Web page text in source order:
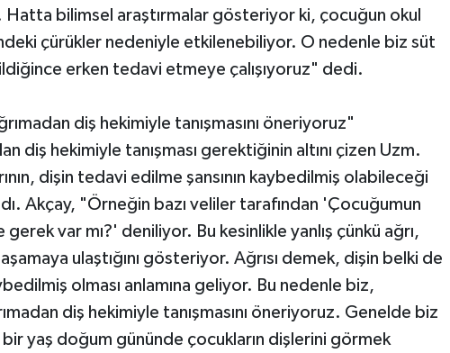
bilimsel araştırmalar gösteriyor ki, çocuğun okul
çürükler nedeniyle etkilenebiliyor. O nedenle biz süt
erken tedavi etmeye çalışıyoruz" dedi.
diş hekimiyle tanışmasını öneriyoruz"
diş hekimiyle tanışması gerektiğinin altını çizen Uzm.
dişin tedavi edilme şansının kaybedilmiş olabileceği
Akçay, "Örneğin bazı veliler tarafından 'Çocuğumun
var mı?' deniliyor. Bu kesinlikle yanlış çünkü ağrı,
ulaştığını gösteriyor. Ağrısı demek, dişin belki de
olması anlamına geliyor. Bu nedenle biz,
diş hekimiyle tanışmasını öneriyoruz. Genelde biz
yaş doğum gününde çocukların dişlerini görmek